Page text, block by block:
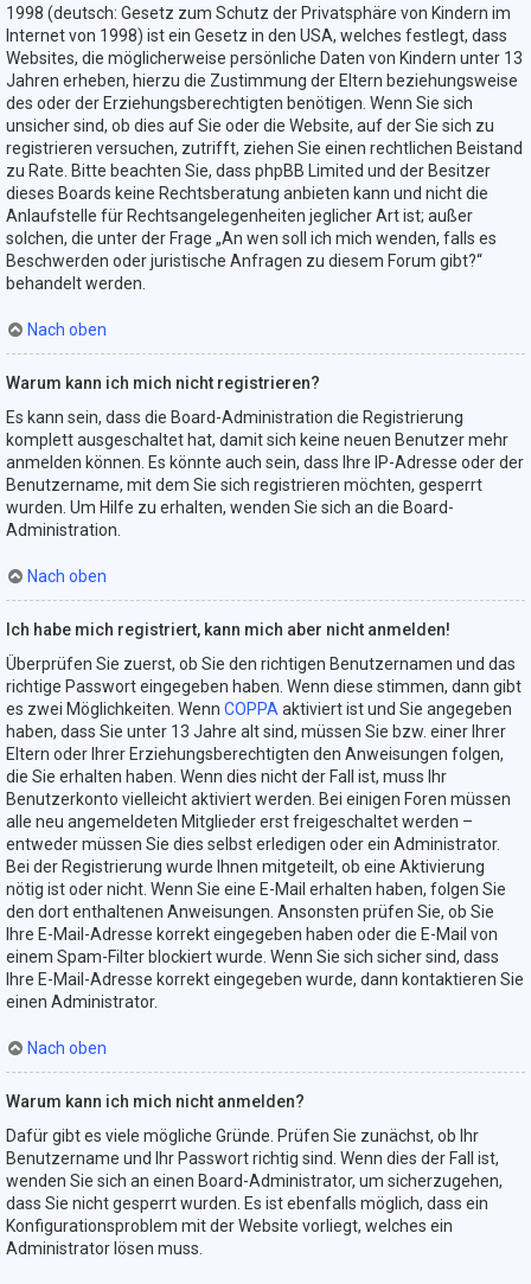
1998 (deutsch: Gesetz zum Schutz der Privatsphäre von Kindern im
Internet von 1998) ist ein Gesetz in den USA, welches festlegt, dass
Websites, die möglicherweise persönliche Daten von Kindern unter 13
Jahren erheben, hierzu die Zustimmung der Eltern beziehungsweise
des oder der Erziehungsberechtigten benötigen. Wenn Sie sich
unsicher sind, ob dies auf Sie oder die Website, auf der Sie sich zu
registrieren versuchen, zutrifft, ziehen Sie einen rechtlichen Beistand
zu Rate. Bitte beachten Sie, dass phpBB Limited und der Besitzer
dieses Boards keine Rechtsberatung anbieten kann und nicht die
Anlaufstelle für Rechtsangelegenheiten jeglicher Art ist; außer
solchen, die unter der Frage „An wen soll ich mich wenden, falls es
Beschwerden oder juristische Anfragen zu diesem Forum gibt?“
behandelt werden.
Nach oben
Warum kann ich mich nicht registrieren?
Es kann sein, dass die Board-Administration die Registrierung
komplett ausgeschaltet hat, damit sich keine neuen Benutzer mehr
anmelden können. Es könnte auch sein, dass Ihre IP-Adresse oder der
Benutzername, mit dem Sie sich registrieren möchten, gesperrt
wurden. Um Hilfe zu erhalten, wenden Sie sich an die Board-
Administration.
Nach oben
Ich habe mich registriert, kann mich aber nicht anmelden!
Überprüfen Sie zuerst, ob Sie den richtigen Benutzernamen und das
richtige Passwort eingegeben haben. Wenn diese stimmen, dann gibt
es zwei Möglichkeiten. Wenn COPPA aktiviert ist und Sie angegeben
haben, dass Sie unter 13 Jahre alt sind, müssen Sie bzw. einer Ihrer
Eltern oder Ihrer Erziehungsberechtigten den Anweisungen folgen,
die Sie erhalten haben. Wenn dies nicht der Fall ist, muss Ihr
Benutzerkonto vielleicht aktiviert werden. Bei einigen Foren müssen
alle neu angemeldeten Mitglieder erst freigeschaltet werden –
entweder müssen Sie dies selbst erledigen oder ein Administrator.
Bei der Registrierung wurde Ihnen mitgeteilt, ob eine Aktivierung
nötig ist oder nicht. Wenn Sie eine E-Mail erhalten haben, folgen Sie
den dort enthaltenen Anweisungen. Ansonsten prüfen Sie, ob Sie
Ihre E-Mail-Adresse korrekt eingegeben haben oder die E-Mail von
einem Spam-Filter blockiert wurde. Wenn Sie sich sicher sind, dass
Ihre E-Mail-Adresse korrekt eingegeben wurde, dann kontaktieren Sie
einen Administrator.
Nach oben
Warum kann ich mich nicht anmelden?
Dafür gibt es viele mögliche Gründe. Prüfen Sie zunächst, ob Ihr
Benutzername und Ihr Passwort richtig sind. Wenn dies der Fall ist,
wenden Sie sich an einen Board-Administrator, um sicherzugehen,
dass Sie nicht gesperrt wurden. Es ist ebenfalls möglich, dass ein
Konfigurationsproblem mit der Website vorliegt, welches ein
Administrator lösen muss.